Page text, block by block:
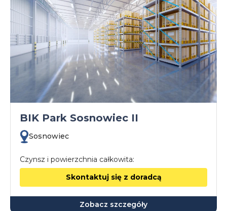
BIK Park Sosnowiec II
Sosnowiec
Czynsz i powierzchnia całkowita:
Skontaktuj się z doradcą
Zobacz szczegóły